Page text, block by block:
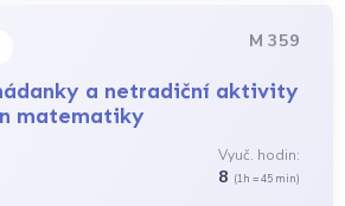
M 359
a netradiční aktivity
matematiky
Vyuč. hodin:
8 (1h = 45 min)